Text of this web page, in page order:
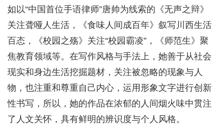
如以“中国首位手语律师”唐帅为线索的《无声之辩》
关注聋哑人生活，《食味人间成百年》叙写川西生活
百态，《校园之殇》关注“校园霸凌”，《师范生》聚
焦教育领域等。在写作风格与手法上，她善于从社会
现实和身边生活挖掘题材，关注被忽略的现象与人
物，也注重和尊重自己内心，运用形象文字进行创新
性书写，所以，她的作品在浓郁的人间烟火味中贯注
了人文关怀，具有鲜明的辨识度与个人风格。